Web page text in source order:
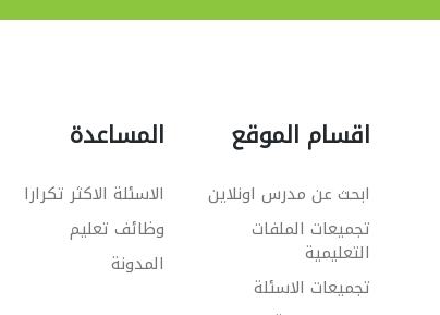
اقسام الموقع
ابحث عن مدرس اونلاين
تجميعات الملفات
التعليمية
تجميعات الاسئلة
المساعدة
الاسئلة الاكثر تكرارا
وظائف تعليم
المدونة